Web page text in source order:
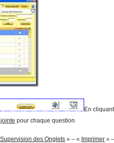
En
pour chaque question
Supervision des Onglets » – « Imprimer »